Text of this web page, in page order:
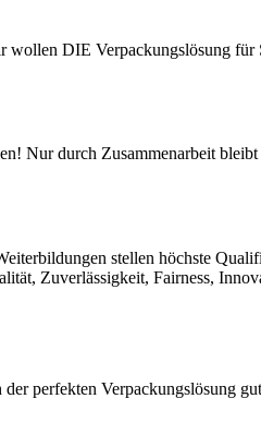
wollen DIE Verpackungslösung
Nur durch Zusammenarbeit bleibt
stellen höchste
Zuverlässigkeit, Fairness,
perfekten Verpackungslösung